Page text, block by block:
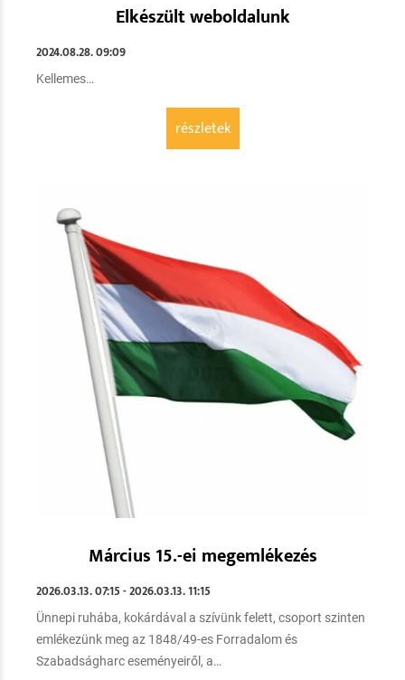
Elkészült weboldalunk
2024.08.28. 09:09
Kellemes…
részletek
Március 15.-ei megemlékezés
2026.03.13. 07:15 - 2026.03.13. 11:15
Ünnepi ruhába, kokárdával a szívünk felett, csoport szinten
emlékezünk meg az 1848/49-es Forradalom és
Szabadságharc eseményeiről, a…